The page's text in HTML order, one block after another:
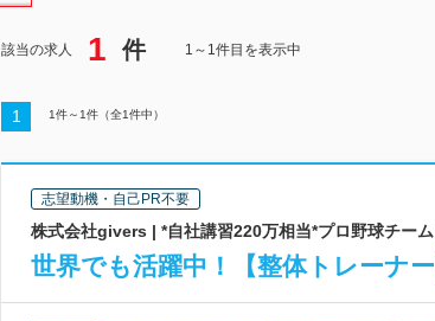
該当の求人 1 件 1～1件目を表示中
1 1件～ 1件（全1件中）
志望動機・自己PR不要
株式会社givers | *自社講習220万相当*プロ野球チー
世界でも活躍中！【整体トレーナ